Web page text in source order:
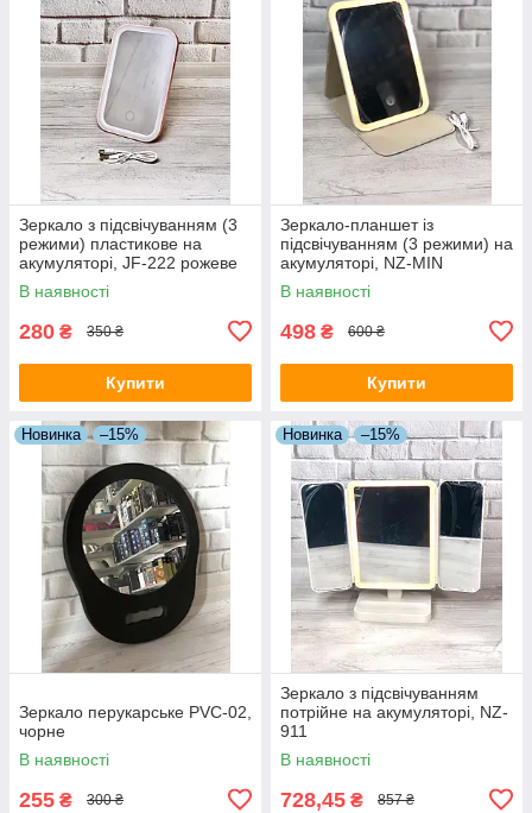
Зеркало з підсвічуванням (3
режими) пластикове на
акумуляторі, JF-222 рожеве
В наявності
280 ₴ 350 ₴
Купити
Зеркало-планшет із
підсвічуванням (3 режими) на
акумуляторі, NZ-MIN
В наявності
498 ₴ 600 ₴
Купити
Новинка –15%
Зеркало перукарське PVC-02,
чорне
В наявності
255 ₴ 300 ₴
Новинка –15%
Зеркало з підсвічуванням
потрійне на акумуляторі, NZ-
911
В наявності
728,45 ₴ 857 ₴